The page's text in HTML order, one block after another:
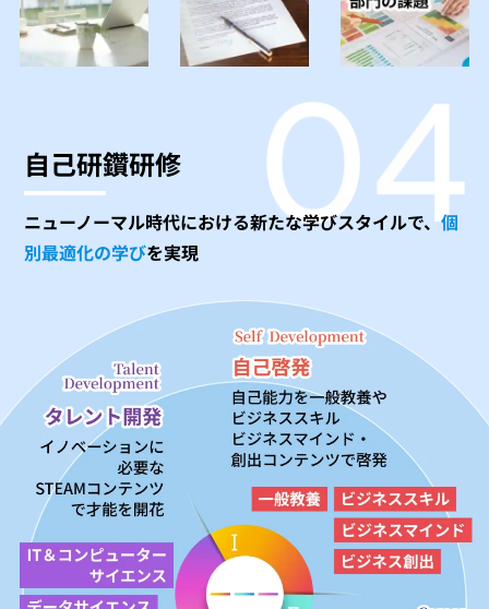
自己研鑽研修
ニューノーマル時代における新たな学びスタイルで、個
別最適化の学びを実現